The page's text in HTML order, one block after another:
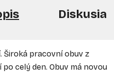
Diskusia
pracovní obuv z
celý den. Obuv má novou